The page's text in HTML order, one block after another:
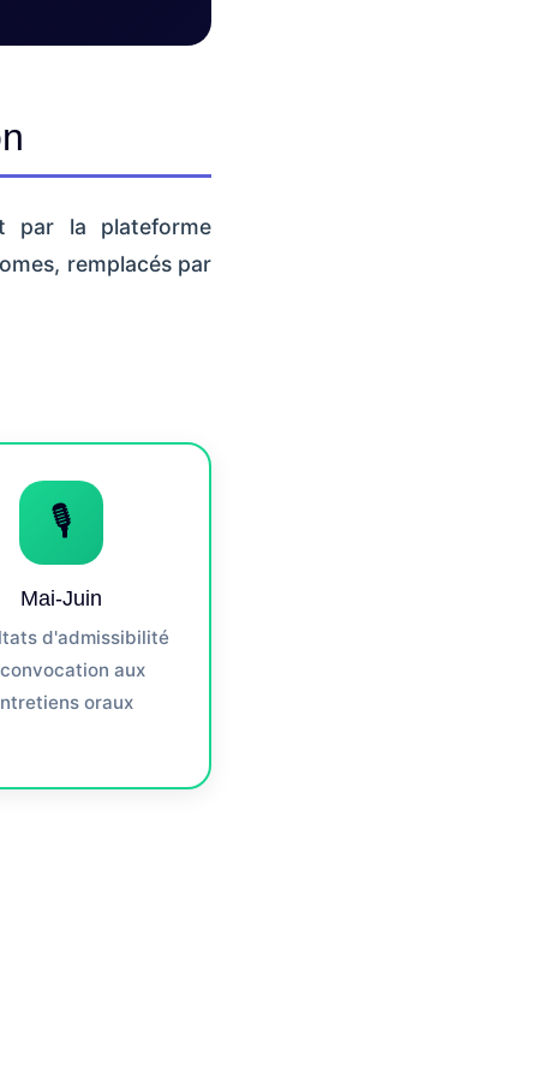
par la plateforme
remplacés par
🎙️
Mai-Juin
d'admissibilité
aux
oraux